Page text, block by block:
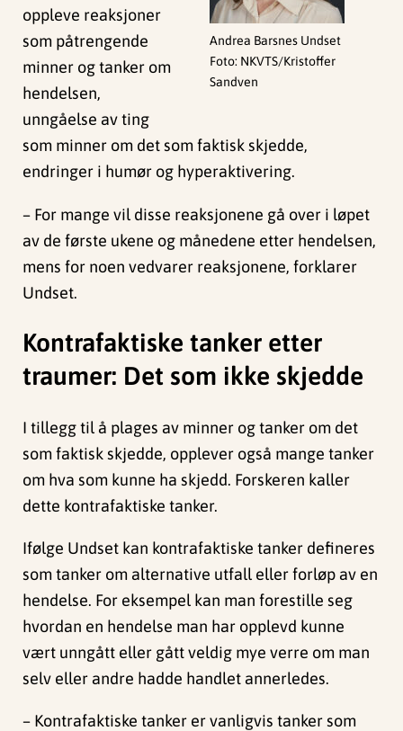
Andrea Barsnes Undset
Foto: NKVTS/Kristoffer
Sandven
oppleve reaksjoner
som påtrengende
minner og tanker om
hendelsen,
unngåelse av ting
som minner om det som faktisk skjedde,
endringer i humør og hyperaktivering.
– For mange vil disse reaksjonene gå over i løpet
av de første ukene og månedene etter hendelsen,
mens for noen vedvarer reaksjonene, forklarer
Undset.
Kontrafaktiske tanker etter
traumer: Det som ikke skjedde
I tillegg til å plages av minner og tanker om det
som faktisk skjedde, opplever også mange tanker
om hva som kunne ha skjedd. Forskeren kaller
dette kontrafaktiske tanker.
Ifølge Undset kan kontrafaktiske tanker defineres
som tanker om alternative utfall eller forløp av en
hendelse. For eksempel kan man forestille seg
hvordan en hendelse man har opplevd kunne
vært unngått eller gått veldig mye verre om man
selv eller andre hadde handlet annerledes.
– Kontrafaktiske tanker er vanligvis tanker som